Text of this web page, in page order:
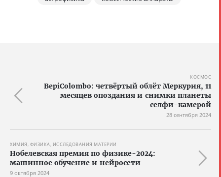
КОСМОС
BepiColombo: четвёртый облёт Меркурия, 11
месяцев опоздания и снимки планеты
селфи-камерой
28 сентября 2024
ХИМИЯ, ФИЗИКА, ИССЛЕДОВАНИЯ МАТЕРИИ
Нобелевская премия по физике-2024:
машинное обучение и нейросети
9 октября 2024